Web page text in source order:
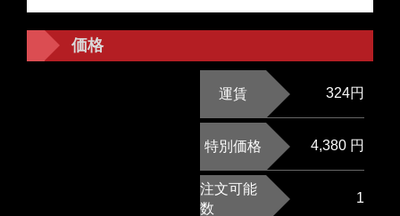
価格
運賃 324円
特別価格 4,380 円
注文可能
数
1